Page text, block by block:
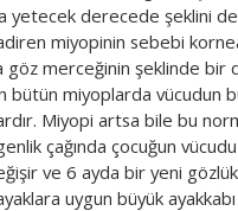
yetecek derecede şeklini
miyopinin sebebi
göz merceğinin şeklinde bir
bütün miyoplarda vücudun
Miyopi artsa bile bu
çağında çocuğun
ve 6 ayda bir yeni
uygun büyük